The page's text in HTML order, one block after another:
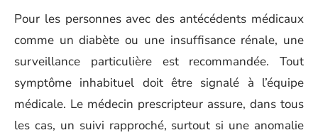
Pour les personnes avec des antécédents médicaux
comme un diabète ou une insuffisance rénale, une
surveillance particulière est recommandée. Tout
symptôme inhabituel doit être signalé à l’équipe
médicale. Le médecin prescripteur assure, dans tous
les cas, un suivi rapproché, surtout si une anomalie